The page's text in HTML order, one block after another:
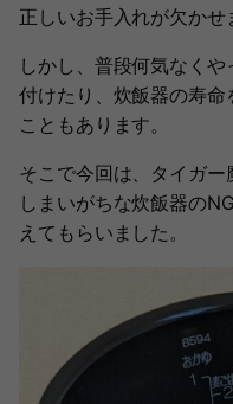
正しいお手入れが欠かせ
しかし、普段何気なく
付けたり、炊飯器の寿
こともあります。
そこで今回は、タイガー
しまいがちな炊飯器の
えてもらいました。